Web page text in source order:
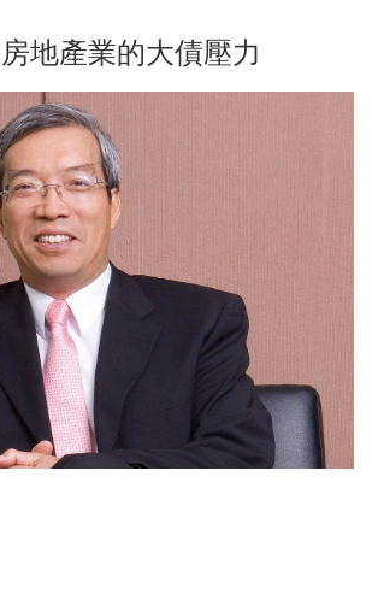
地產業的大債壓力